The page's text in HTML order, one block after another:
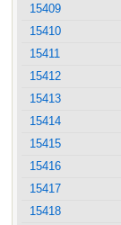
15409
15410
15411
15412
15413
15414
15415
15416
15417
15418